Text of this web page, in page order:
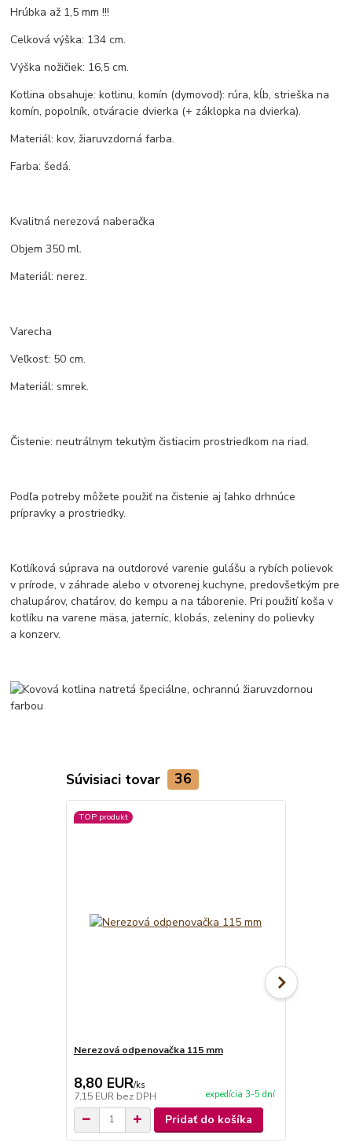
Hrúbka až 1,5 mm !!!
Celková výška: 134 cm.
Výška nožičiek: 16,5 cm.
Kotlina obsahuje: kotlinu, komín (dymovod): rúra, kĺb, strieška na
komín, popolník, otváracie dvierka (+ záklopka na dvierka).
Materiál: kov, žiaruvzdorná farba.
Farba: šedá.
Kvalitná nerezová naberačka
Objem 350 ml.
Materiál: nerez.
Varecha
Veľkosť: 50 cm.
Materiál: smrek.
Čistenie: neutrálnym tekutým čistiacim prostriedkom na riad.
Podľa potreby môžete použiť na čistenie aj ľahko drhnúce
prípravky a prostriedky.
Kotlíková súprava na outdorové varenie gulášu a rybích polievok
v prírode, v záhrade alebo v otvorenej kuchyne, predovšetkým pre
chalupárov, chatárov, do kempu a na táborenie. Pri použití koša v
kotlíku na varene mäsa, jaterníc, klobás, zeleniny do polievky
a konzerv.
Súvisiaci tovar 36
TOP produkt
Nerezová odpenovačka 115 mm
8,80 EUR/ks
7,15 EUR bez DPH expedícia 3-5 dní
Pridať do košíka